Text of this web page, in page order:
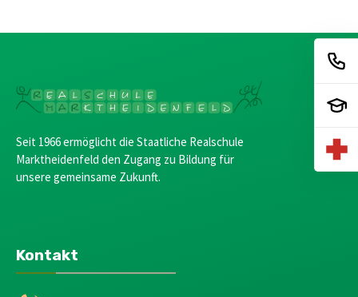
Seit 1966 ermöglicht die Staatliche Realschule
Marktheidenfeld den Zugang zu Bildung für
unsere gemeinsame Zukunft.
Kontakt